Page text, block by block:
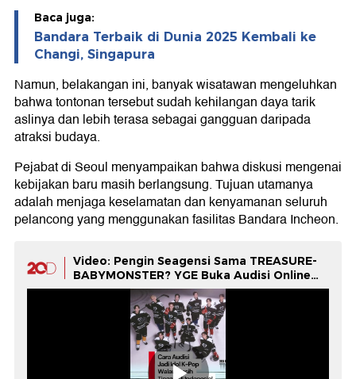
Baca juga:
Bandara Terbaik di Dunia 2025 Kembali ke
Changi, Singapura
Namun, belakangan ini, banyak wisatawan mengeluhkan
bahwa tontonan tersebut sudah kehilangan daya tarik
aslinya dan lebih terasa sebagai gangguan daripada
atraksi budaya.
Pejabat di Seoul menyampaikan bahwa diskusi mengenai
kebijakan baru masih berlangsung. Tujuan utamanya
adalah menjaga keselamatan dan kenyamanan seluruh
pelancong yang menggunakan fasilitas Bandara Incheon.
Video: Pengin Seagensi Sama TREASURE-
BABYMONSTER? YGE Buka Audisi Online
Nih!